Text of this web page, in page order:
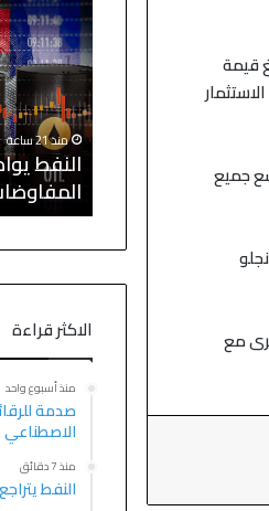
قيمة
الاستثمار
جميع
مع
والدولار قرب
منذ 21 ساعة
النفط
الاكثر قراءة
منذ أسبوع واحد
صدمة
الاصطناعي
منذ 7 دقائق
النفط